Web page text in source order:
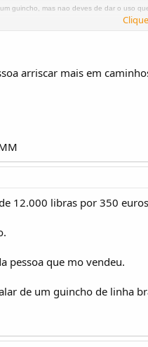
guincho, mas nao deves de dar o uso
arriscar mais em
12.000 libras por 350
pessoa que mo vendeu.
de um guincho de linha